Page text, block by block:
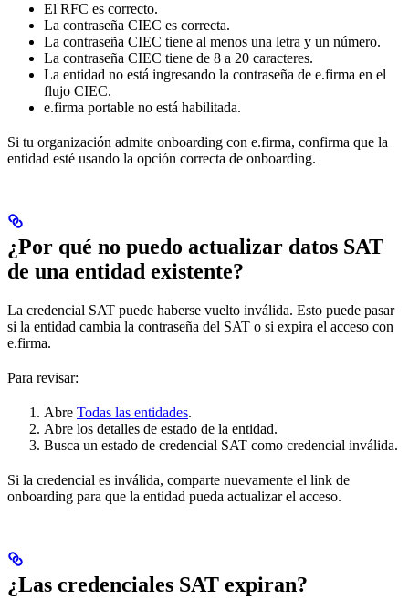
El RFC es correcto.
La contraseña CIEC es correcta.
La contraseña CIEC tiene al menos una letra y un número.
La contraseña CIEC tiene de 8 a 20 caracteres.
La entidad no está ingresando la contraseña de e.firma en el
flujo CIEC.
e.firma portable no está habilitada.
Si tu organización admite onboarding con e.firma, confirma que la
entidad esté usando la opción correcta de onboarding.
¿Por qué no puedo actualizar datos SAT
de una entidad existente?
La credencial SAT puede haberse vuelto inválida. Esto puede pasar
si la entidad cambia la contraseña del SAT o si expira el acceso con
e.firma.
Para revisar:
Abre Todas las entidades.
Abre los detalles de estado de la entidad.
Busca un estado de credencial SAT como credencial inválida.
Si la credencial es inválida, comparte nuevamente el link de
onboarding para que la entidad pueda actualizar el acceso.
¿Las credenciales SAT expiran?